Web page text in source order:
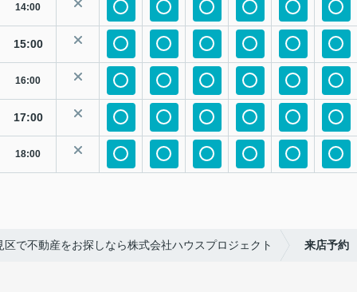
14:00
15:00
16:00
17:00
18:00
区で不動産をお探しなら株式会社ハウスプロジェクト 来店予約